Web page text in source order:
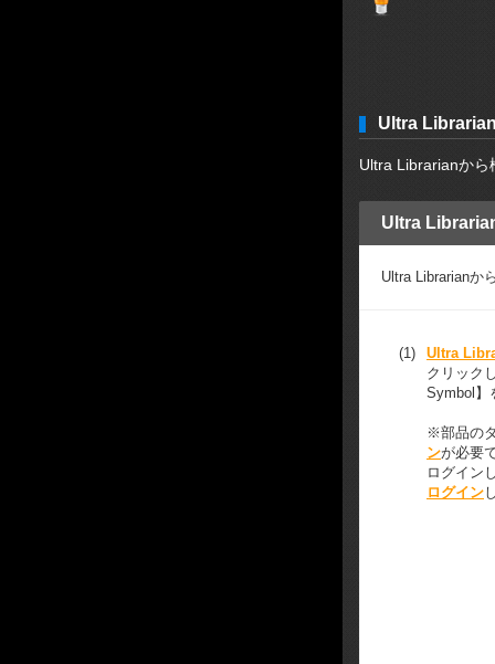
Ultra
Ultra Librarianから
Ultra
Ultra Librarianか
(1)
Ultra
クリック
Symbol】
※部品の
ンが必要
ログイン
ログイン